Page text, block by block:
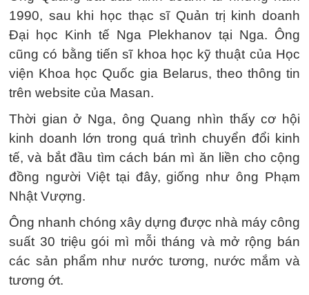
1990, sau khi học thạc sĩ Quản trị kinh doanh
Đại học Kinh tế Nga Plekhanov tại Nga. Ông
cũng có bằng tiến sĩ khoa học kỹ thuật của Học
viện Khoa học Quốc gia Belarus, theo thông tin
trên website của Masan.
Thời gian ở Nga, ông Quang nhìn thấy cơ hội
kinh doanh lớn trong quá trình chuyển đổi kinh
tế, và bắt đầu tìm cách bán mì ăn liền cho cộng
đồng người Việt tại đây, giống như ông Phạm
Nhật Vượng.
Ông nhanh chóng xây dựng được nhà máy công
suất 30 triệu gói mì mỗi tháng và mở rộng bán
các sản phẩm như nước tương, nước mắm và
tương ớt.